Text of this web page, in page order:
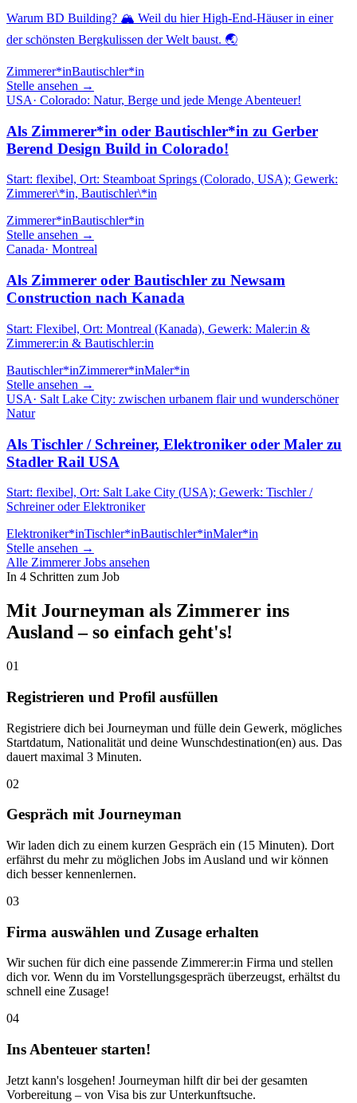
Warum BD Building? 🏔️ Weil du hier High-End-Häuser in einer
der schönsten Bergkulissen der Welt baust. 🌏
Zimmerer*inBautischler*in
Stelle ansehen →
USA· Colorado: Natur, Berge und jede Menge Abenteuer!
Als Zimmerer*in oder Bautischler*in zu Gerber
Berend Design Build in Colorado!
Start: flexibel, Ort: Steamboat Springs (Colorado, USA); Gewerk:
Zimmerer\*in, Bautischler\*in
Zimmerer*inBautischler*in
Stelle ansehen →
Canada· Montreal
Als Zimmerer oder Bautischler zu Newsam
Construction nach Kanada
Start: Flexibel, Ort: Montreal (Kanada), Gewerk: Maler:in &
Zimmerer:in & Bautischler:in
Bautischler*inZimmerer*inMaler*in
Stelle ansehen →
USA· Salt Lake City: zwischen urbanem flair und wunderschöner
Natur
Als Tischler / Schreiner, Elektroniker oder Maler zu
Stadler Rail USA
Start: flexibel, Ort: Salt Lake City (USA); Gewerk: Tischler /
Schreiner oder Elektroniker
Elektroniker*inTischler*inBautischler*inMaler*in
Stelle ansehen →
Alle Zimmerer Jobs ansehen
In 4 Schritten zum Job
Mit Journeyman als Zimmerer ins
Ausland – so einfach geht's!
01
Registrieren und Profil ausfüllen
Registriere dich bei Journeyman und fülle dein Gewerk, mögliches
Startdatum, Nationalität und deine Wunschdestination(en) aus. Das
dauert maximal 3 Minuten.
02
Gespräch mit Journeyman
Wir laden dich zu einem kurzen Gespräch ein (15 Minuten). Dort
erfährst du mehr zu möglichen Jobs im Ausland und wir können
dich besser kennenlernen.
03
Firma auswählen und Zusage erhalten
Wir suchen für dich eine passende Zimmerer:in Firma und stellen
dich vor. Wenn du im Vorstellungsgespräch überzeugst, erhältst du
schnell eine Zusage!
04
Ins Abenteuer starten!
Jetzt kann's losgehen! Journeyman hilft dir bei der gesamten
Vorbereitung – von Visa bis zur Unterkunftsuche.